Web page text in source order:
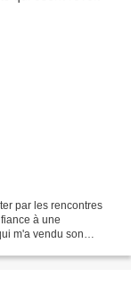
par les rencontres
à une
m'a vendu son